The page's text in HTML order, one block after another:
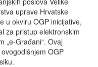
uprave Hrvatske
u okviru OGP inicijative,
za pristup elektronskim
„e-Građani“. Ovaj
OGP